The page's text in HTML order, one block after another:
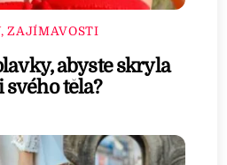
ZAJÍMAVOSTI
abyste skryla
těla?